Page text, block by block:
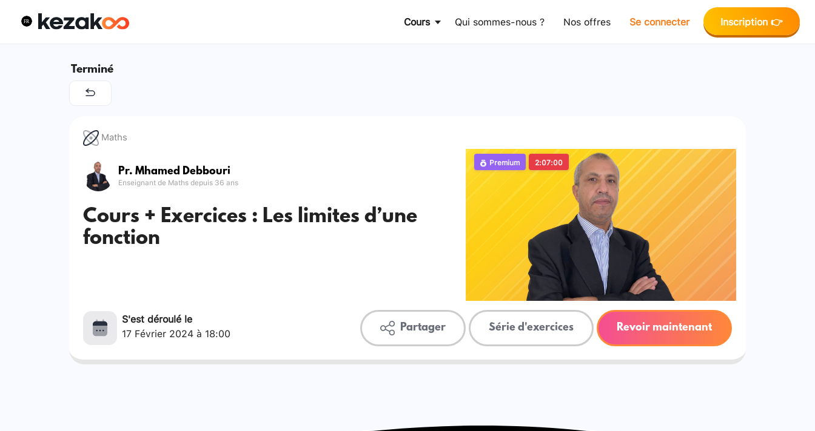
Cours Qui sommes-nous ? Nos offres Se connecter Inscription 👉
Terminé
Maths
Pr. Mhamed Debbouri
Enseignant de Maths depuis 36 ans
Cours + Exercices : Les limites d’une
fonction
Premium 2:07:00
S'est déroulé le
17 Février 2024 à 18:00
Partager Série d'exercices Revoir maintenant